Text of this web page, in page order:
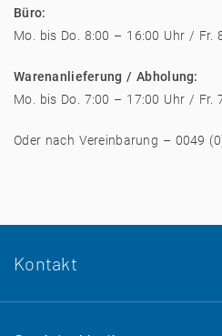
Büro:
Mo. bis Do. 8:00 – 16:00 Uhr / Fr.
Warenanlieferung / Abholung:
Mo. bis Do. 7:00 – 17:00 Uhr / Fr.
Oder nach Vereinbarung – 0049
Kontakt